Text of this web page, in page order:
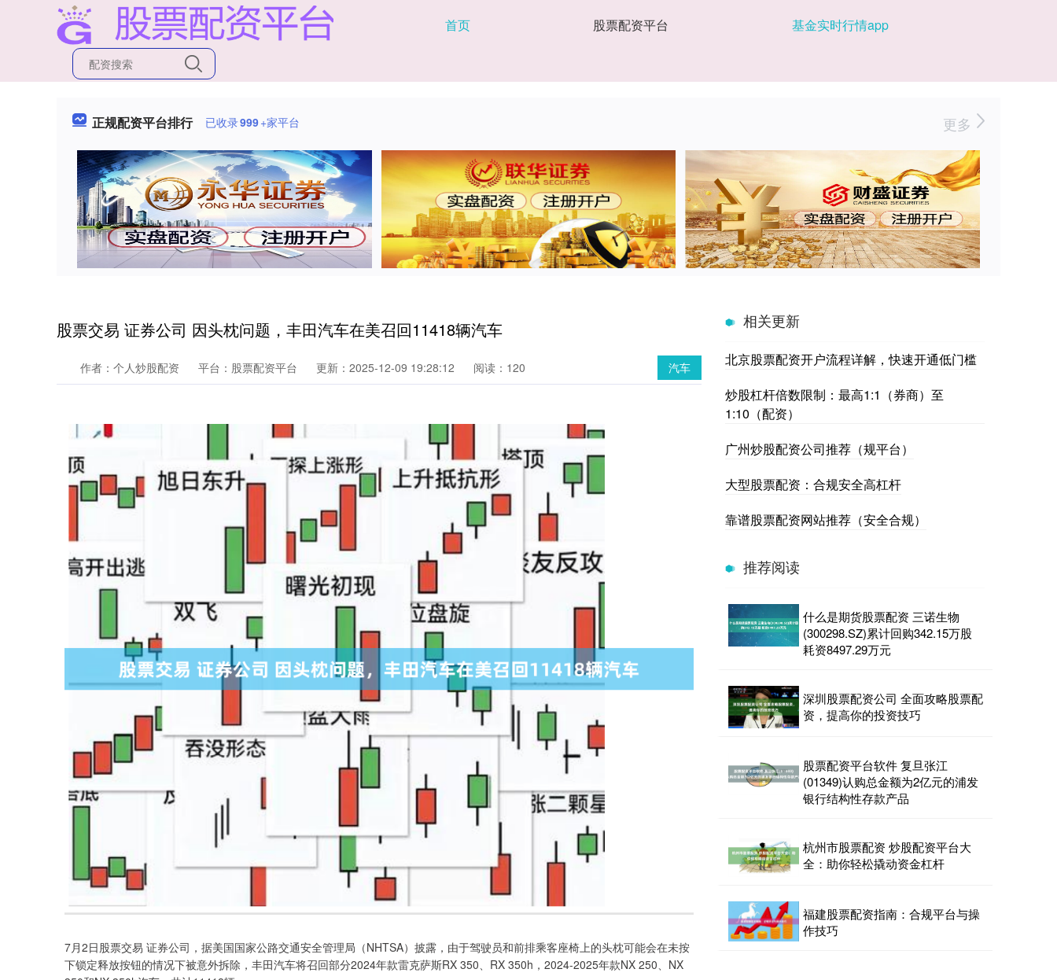
首页 股票配资平台 基金实时行情app
正规配资平台排行 已收录999+家平台 更多
股票交易 证券公司 因头枕问题，丰田汽车在美召回11418辆汽车
汽车
作者：个人炒股配资 平台：股票配资平台 更新：2025-12-09 19:28:12 阅读：120
7月2日股票交易 证券公司，据美国国家公路交通安全管理局（NHTSA）披露，由于驾驶员和前排乘客座椅上的头枕可能会在未按
下锁定释放按钮的情况下被意外拆除，丰田汽车将召回部分2024年款雷克萨斯RX 350、RX 350h，2024-2025年款NX 250、NX
相关更新
北京股票配资开户流程详解，快速开通低门槛
炒股杠杆倍数限制：最高1:1（券商）至
1:10（配资）
广州炒股配资公司推荐（规平台）
大型股票配资：合规安全高杠杆
靠谱股票配资网站推荐（安全合规）
推荐阅读
什么是期货股票配资 三诺生物
(300298.SZ)累计回购342.15万股
耗资8497.29万元
深圳股票配资公司 全面攻略股票配
资，提高你的投资技巧
股票配资平台软件 复旦张江
(01349)认购总金额为2亿元的浦发
银行结构性存款产品
杭州市股票配资 炒股配资平台大
全：助你轻松撬动资金杠杆
福建股票配资指南：合规平台与操
作技巧